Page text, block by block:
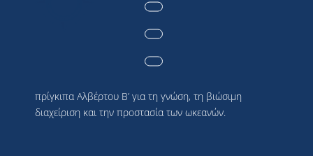
Η Société des Explorations de Monaco είναι
πρίγκιπα Αλβέρτου Β’ για τη γνώση, τη βιώσιμη
διαχείριση και την προστασία των ωκεανών.